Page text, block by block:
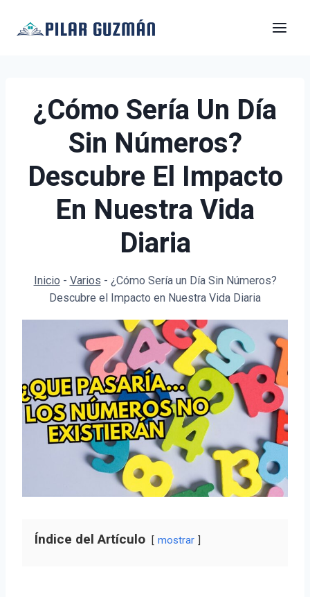
¿Cómo Sería Un Día
Sin Números?
Descubre El Impacto
En Nuestra Vida
Diaria
Inicio - Varios - ¿Cómo Sería un Día Sin Números?
Descubre el Impacto en Nuestra Vida Diaria
Índice del Artículo mostrar